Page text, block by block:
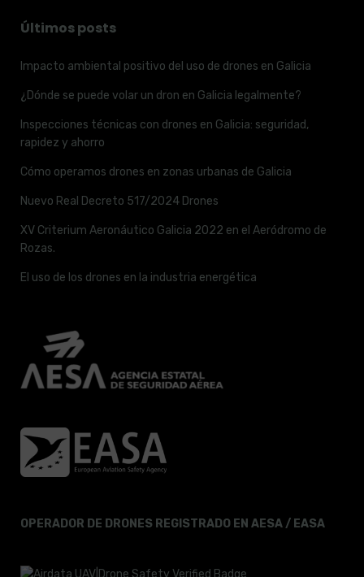
Últimos posts
Impacto ambiental positivo del uso de drones en Galicia
¿Dónde se puede volar un dron en Galicia legalmente?
Inspecciones técnicas con drones en Galicia: seguridad,
rapidez y ahorro
Cómo operamos drones en zonas urbanas de Galicia
Nuevo Real Decreto 517/2024 Drones
XV Criterium Aeronáutico Galicia 2022 en el Aeródromo de
Rozas.
El uso de los drones en la industria energética
OPERADOR DE DRONES REGISTRADO EN AESA / EASA